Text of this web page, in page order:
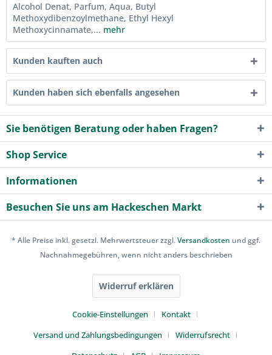
Alcohol Denat, Parfum, Aqua, Butyl
Methoxydibenzoylmethane, Ethyl Hexyl
Methoxycinnamate,... mehr
Kunden kauften auch
Kunden haben sich ebenfalls angesehen
Sie benötigen Beratung oder haben Fragen?
Shop Service
Informationen
Besuchen Sie uns am Hackeschen Markt
* Alle Preise inkl. gesetzl. Mehrwertsteuer zzgl.Versandkosten und ggf.
Nachnahmegebühren, wenn nicht anders beschrieben
Widerruf erklären
Cookie-Einstellungen
Kontakt
Versand und Zahlungsbedingungen
Widerrufsrecht